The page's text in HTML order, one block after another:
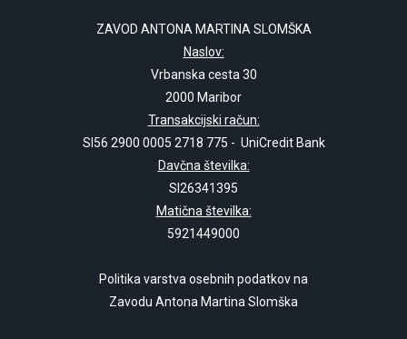
ZAVOD ANTONA MARTINA SLOMŠKA
Naslov:
Vrbanska cesta 30
2000 Maribor
Transakcijski račun:
SI56 2900 0005 2718 775 - UniCredit Bank
Davčna številka:
SI26341395
Matična številka:
5921449000
Politika varstva osebnih podatkov na
Zavodu Antona Martina Slomška